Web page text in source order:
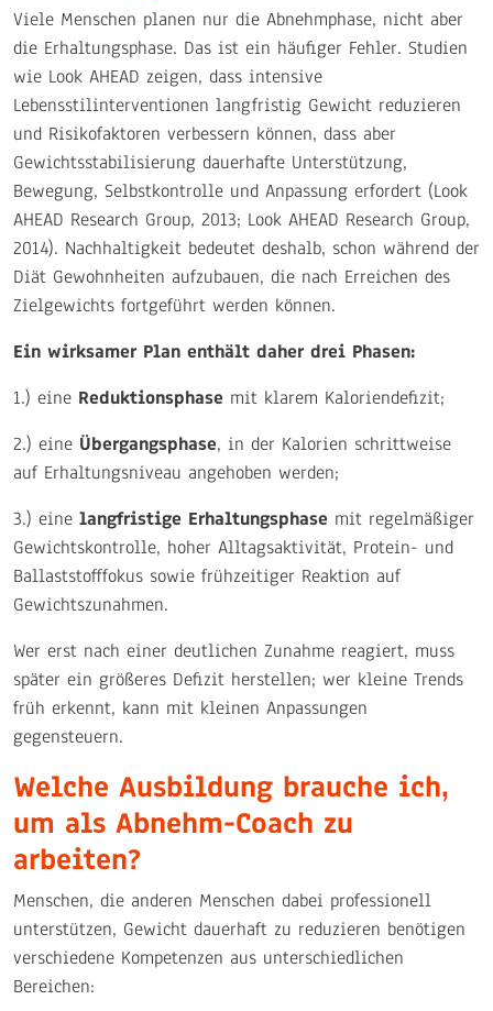
Viele Menschen planen nur die Abnehmphase, nicht aber
die Erhaltungsphase. Das ist ein häufiger Fehler. Studien
wie Look AHEAD zeigen, dass intensive
Lebensstilinterventionen langfristig Gewicht reduzieren
und Risikofaktoren verbessern können, dass aber
Gewichtsstabilisierung dauerhafte Unterstützung,
Bewegung, Selbstkontrolle und Anpassung erfordert (Look
AHEAD Research Group, 2013; Look AHEAD Research Group,
2014). Nachhaltigkeit bedeutet deshalb, schon während der
Diät Gewohnheiten aufzubauen, die nach Erreichen des
Zielgewichts fortgeführt werden können.
Ein wirksamer Plan enthält daher drei Phasen:
1.) eine Reduktionsphase mit klarem Kaloriendefizit;
2.) eine Übergangsphase, in der Kalorien schrittweise
auf Erhaltungsniveau angehoben werden;
3.) eine langfristige Erhaltungsphase mit regelmäßiger
Gewichtskontrolle, hoher Alltagsaktivität, Protein- und
Ballaststofffokus sowie frühzeitiger Reaktion auf
Gewichtszunahmen.
Wer erst nach einer deutlichen Zunahme reagiert, muss
später ein größeres Defizit herstellen; wer kleine Trends
früh erkennt, kann mit kleinen Anpassungen
gegensteuern.
Welche Ausbildung brauche ich,
um als Abnehm-Coach zu
arbeiten?
Menschen, die anderen Menschen dabei professionell
unterstützen, Gewicht dauerhaft zu reduzieren benötigen
verschiedene Kompetenzen aus unterschiedlichen
Bereichen: